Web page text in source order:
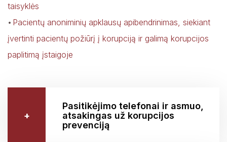
taisyklės
Pacientų anoniminių apklausų apibendrinimas, siekiant
įvertinti pacientų požiūrį į korupciją ir galimą korupcijos
paplitimą įstaigoje
Pasitikėjimo telefonai ir asmuo,
atsakingas už korupcijos
prevenciją